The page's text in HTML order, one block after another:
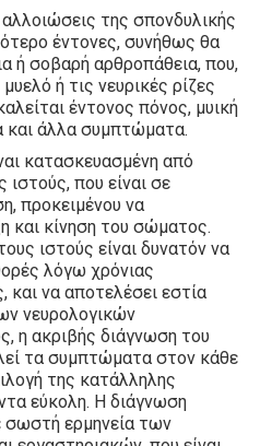
της σπονδυλικής
έντονες, συνήθως θα
ή σοβαρή αρθροπάθεια, που,
ή τις νευρικές ρίζες
έντονος πόνος, μυική
και άλλα συμπτώματα.
κατασκευασμένη από
που είναι σε
προκειμένου να
και κίνηση του σώματος.
ιστούς είναι δυνατόν να
λόγω χρόνιας
και να αποτελέσει εστία
νευρολογικών
η ακριβής διάγνωση του
τα συμπτώματα στον κάθε
της κατάλληλης
εύκολη. Η διάγνωση
σωστή ερμηνεία των